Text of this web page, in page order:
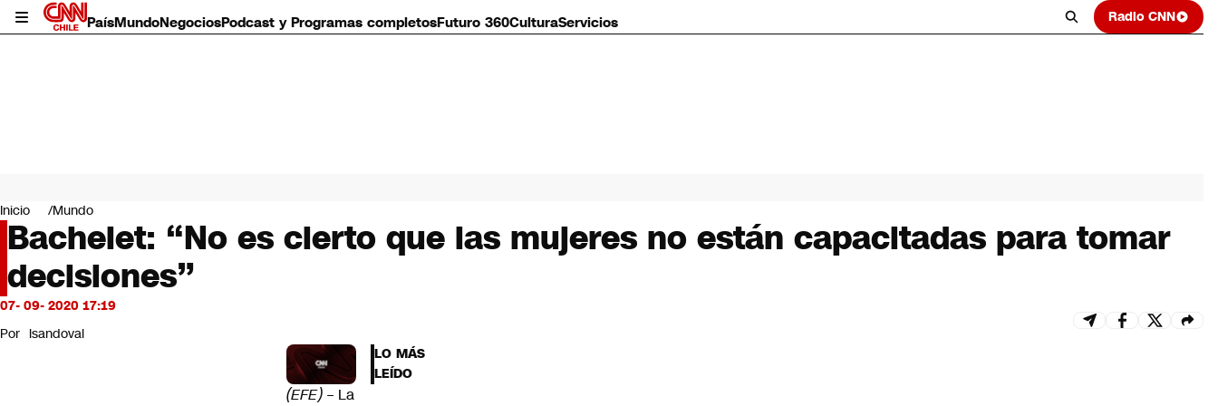
PaísMundoNegociosPodcast y Programas completosFuturo 360CulturaServicios Radio CNN
Mundo
Negocios
Deportes
Programas completos
Cultura
Servicios
Bits
CNN Data
Inicio Mundo
Bachelet: “No es cierto que las mujeres no están capacitadas para tomar
decisiones”
07- 09- 2020 17:19
Por lsandoval
(EFE) – La
LO MÁS
LEÍDO